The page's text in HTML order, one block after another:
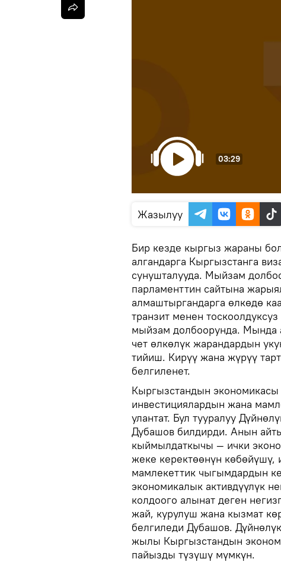
03:29
Жазылуу
Бир кезде кыргыз жараны
алгандарга Кыргызстанга
сунушталууда. Мыйзам
парламенттин сайтына
алмаштыргандарга өлкөдө
транзит менен
мыйзам долбоорунда. Мында
чет өлкөлүк жарандардын
тийиш. Кирүү жана жүрүү
белгиленет.
Кыргызстандын
инвестициялардын жана
улантат. Бул тууралуу
Дубашов билдирди. Анын
кыймылдаткычы — ички
жеке керектөөнүн
мамлекеттик чыгымдардын
экономикалык активдүүлүк
колдоого алынат деген
жай, курулуш жана кызмат
белгиледи Дубашов.
жылы Кыргызстандын
пайызды түзүшү мүмкүн.